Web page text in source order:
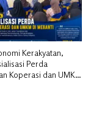
Kerakyatan,
Perda
Koperasi dan UMKM